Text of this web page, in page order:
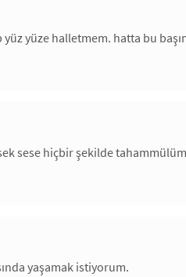
yüze halletmem. hatta bu
sese hiçbir şekilde
yaşamak istiyorum.